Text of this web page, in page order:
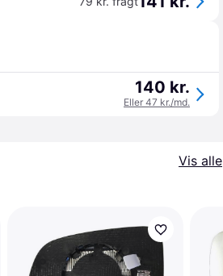
140 kr.
Eller 47 kr./md.
Vis alle